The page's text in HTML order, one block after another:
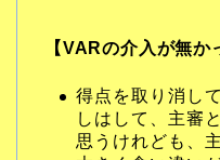
【VARの介入が無か
得点を取り消し
しはして、主審
思うけれども、